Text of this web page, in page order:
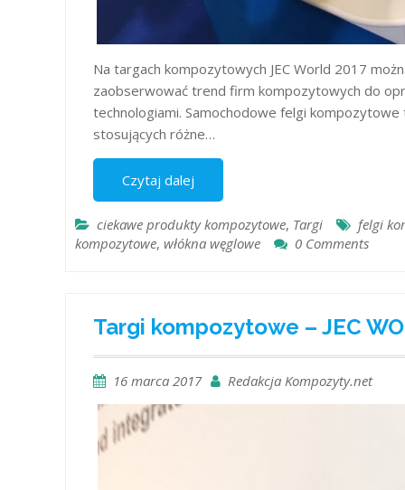
Na targach kompozytowych JEC World 2017
zaobserwować trend firm kompozytowych do
technologiami. Samochodowe felgi
stosujących różne…
Czytaj dalej
ciekawe produkty kompozytowe, Targi felgi
kompozytowe, włókna węglowe 0 Comments
Targi kompozytowe – JEC
16 marca 2017 Redakcja Kompozyty.net